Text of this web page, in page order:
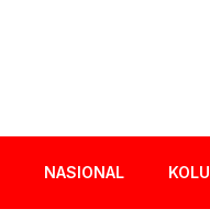
NASIONAL